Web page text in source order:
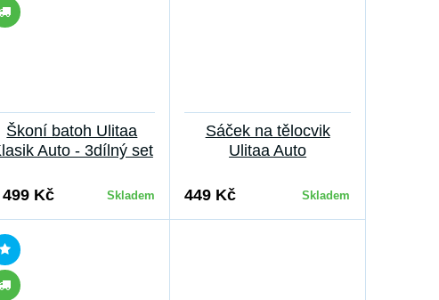
Škoní batoh Ulitaa
Auto - 3dílný set
Kč Skladem
Sáček na tělocvik
Ulitaa Auto
449 Kč Skladem